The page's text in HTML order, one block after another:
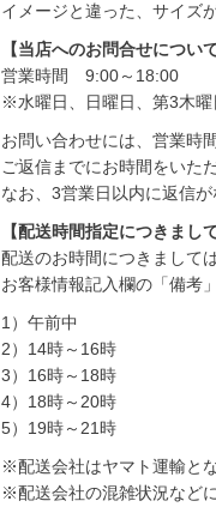
イメージと違った、サイズ
【当店へのお問合せについて
営業時間 9:00～18:00
※水曜日、日曜日、第3木曜
お問い合わせには、営業時
ご返信までにお時間をいた
なお、3営業日以内に返信
【配送時間指定につきまして
配送のお時間につきまして
お客様情報記入欄の「備考
1）午前中
2）14時～16時
3）16時～18時
4）18時～20時
5）19時～21時
※配送会社はヤマト運輸とな
※配送会社の混雑状況など